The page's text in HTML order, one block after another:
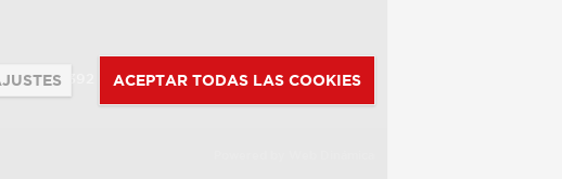
670 726 392 ACEPTAR TODAS LAS COOKIES